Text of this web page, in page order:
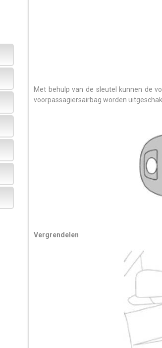
Met behulp van de sleutel kunnen de
voorpassagiersairbag worden
Vergrendelen